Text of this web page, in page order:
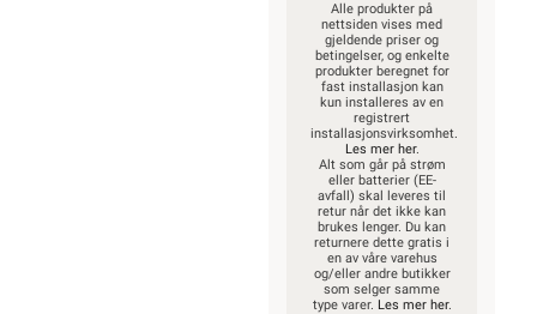
Alle produkter på
nettsiden vises med
gjeldende priser og
betingelser, og enkelte
produkter beregnet for
fast installasjon kan
kun installeres av en
registrert
installasjonsvirksomhet.
Les mer her.
Alt som går på strøm
eller batterier (EE-
avfall) skal leveres til
retur når det ikke kan
brukes lenger. Du kan
returnere dette gratis i
en av våre varehus
og/eller andre butikker
som selger samme
type varer. Les mer her.